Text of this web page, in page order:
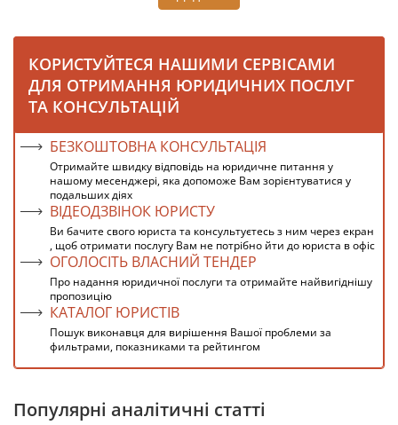
КОРИСТУЙТЕСЯ НАШИМИ СЕРВІСАМИ
ДЛЯ ОТРИМАННЯ ЮРИДИЧНИХ ПОСЛУГ
ТА КОНСУЛЬТАЦІЙ
БЕЗКОШТОВНА КОНСУЛЬТАЦІЯ
Отримайте швидку відповідь на юридичне питання у
нашому месенджері, яка допоможе Вам зорієнтуватися у
подальших діях
ВІДЕОДЗВІНОК ЮРИСТУ
Ви бачите свого юриста та консультуєтесь з ним через екран
, щоб отримати послугу Вам не потрібно йти до юриста в офіс
ОГОЛОСІТЬ ВЛАСНИЙ ТЕНДЕР
Про надання юридичної послуги та отримайте найвигіднішу
пропозицію
КАТАЛОГ ЮРИСТІВ
Пошук виконавця для вирішення Вашої проблеми за
фильтрами, показниками та рейтингом
Популярні аналітичні статті